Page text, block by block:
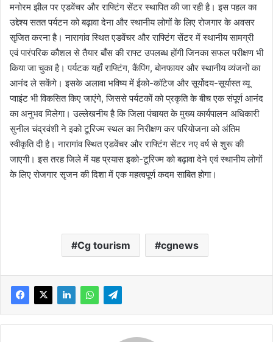
मनोरम झील पर एडवेंचर और राफ्टिंग सेंटर स्थापित की जा रही है। इस पहल का
उद्देश्य सतत पर्यटन को बढ़ावा देना और स्थानीय लोगों के लिए रोजगार के अवसर
सृजित करना है। नारागांव स्थित एडवेंचर और राफ्टिंग सेंटर में स्थानीय सामग्री
एवं पारंपरिक कौशल से तैयार बाँस की राफ्ट उपलब्ध होंगी जिनका सफल परीक्षण भी
किया जा चुका है। पर्यटक यहाँ राफ्टिंग, कैंपिंग, बोनफायर और स्थानीय व्यंजनों का
आनंद ले सकेंगे। इसके अलावा भविष्य में ईको-कॉटेज और सूर्योदय-सूर्यास्त व्यू
प्वाइंट भी विकसित किए जाएंगे, जिससे पर्यटकों को प्रकृति के बीच एक संपूर्ण आनंद
का अनुभव मिलेगा। उल्लेखनीय है कि जिला पंचायत के मुख्य कार्यपालन अधिकारी
सुनील चंद्रवंशी ने इको टूरिज्म स्थल का निरीक्षण कर परियोजना को अंतिम
स्वीकृति दी है। नारागांव स्थित एडवेंचर और राफ्टिंग सेंटर नए वर्ष से शुरू की
जाएगी। इस तरह जिले में यह प्रयास इको-टूरिज्म को बढ़ावा देने एवं स्थानीय लोगों
के लिए रोजगार सृजन की दिशा में एक महत्वपूर्ण कदम साबित होगा।
Cg tourism cgnews